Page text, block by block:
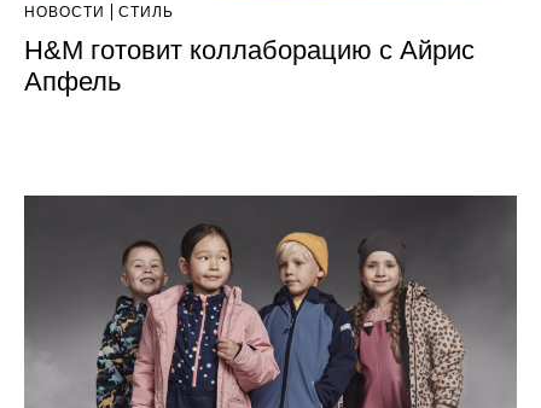
НОВОСТИ СТИЛЬ
H&M готовит коллаборацию с Айрис
Апфель